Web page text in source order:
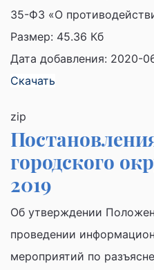
35-ФЗ «О
Размер: 45.36 Кб
Дата добавления: 2020-
Скачать
zip
городского
2019
Об утверждении
проведении
мероприятий по